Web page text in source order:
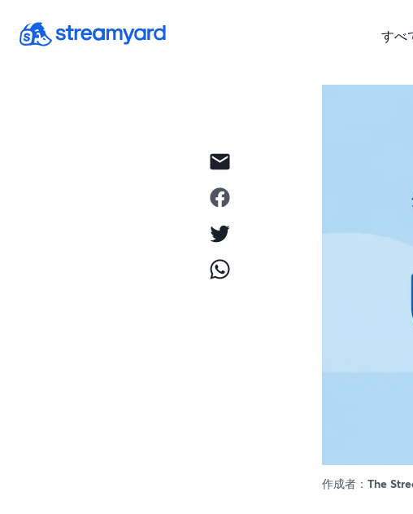
すべ
作成者： The